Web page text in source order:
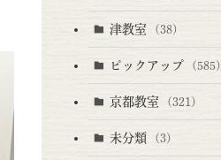
津教室 (38)
ピックアップ (585)
京都教室 (321)
未分類 (3)